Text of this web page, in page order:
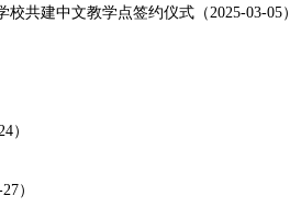
共建中文教学点签约仪式（2025-03-05）
）
）